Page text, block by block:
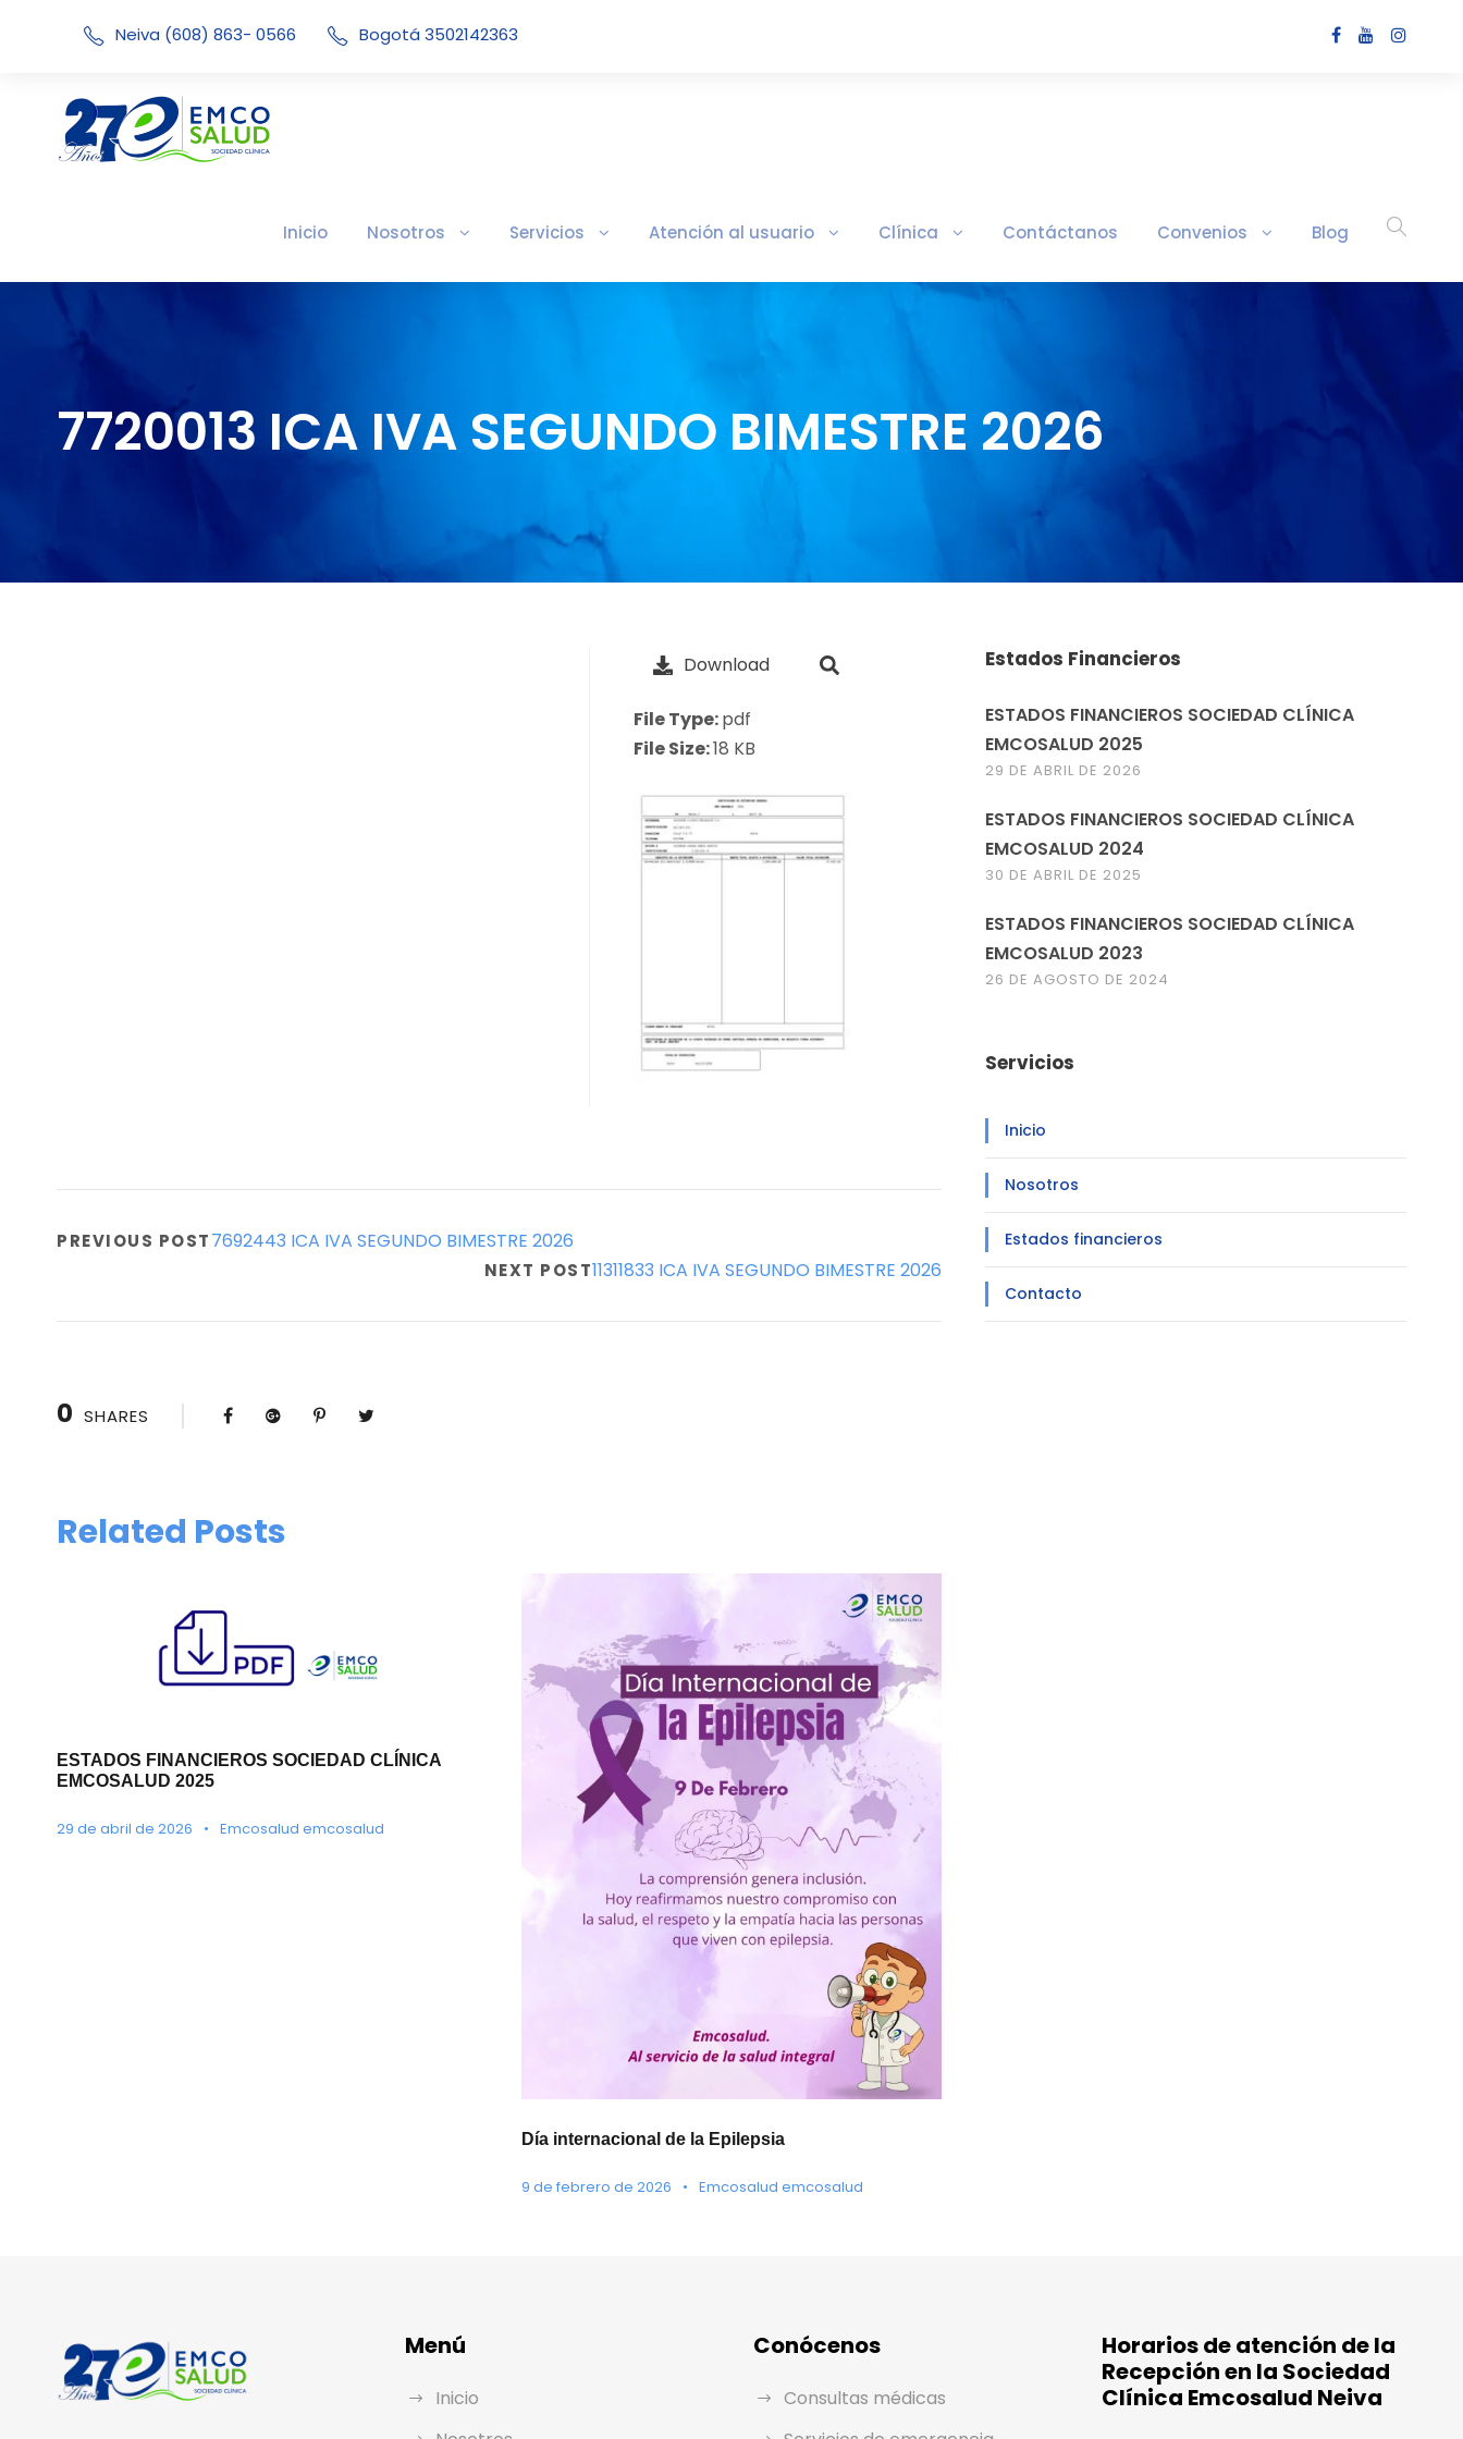
Neiva (608) 863- 0566 Bogotá 3502142363
Inicio Nosotros Servicios Atención al usuario Clínica Contáctanos Convenios Blog
7720013 ICA IVA SEGUNDO BIMESTRE 2026
Download
File Type:pdf
File Size:18 KB
PREVIOUS POST7692443 ICA IVA SEGUNDO BIMESTRE 2026
NEXT POST11311833 ICA IVA SEGUNDO BIMESTRE 2026
0 SHARES
Related Posts
ESTADOS FINANCIEROS SOCIEDAD CLÍNICA
EMCOSALUD 2025
29 de abril de 2026 • Emcosalud emcosalud
Día internacional de la Epilepsia
9 de febrero de 2026 • Emcosalud emcosalud
Estados Financieros
ESTADOS FINANCIEROS SOCIEDAD CLÍNICA
EMCOSALUD 2025
29 DE ABRIL DE 2026
ESTADOS FINANCIEROS SOCIEDAD CLÍNICA
EMCOSALUD 2024
30 DE ABRIL DE 2025
ESTADOS FINANCIEROS SOCIEDAD CLÍNICA
EMCOSALUD 2023
26 DE AGOSTO DE 2024
Servicios
Inicio
Nosotros
Estados financieros
Contacto
Menú
Inicio
Conócenos
Consultas médicas
Horarios de atención de la
Recepción en la Sociedad
Clínica Emcosalud Neiva